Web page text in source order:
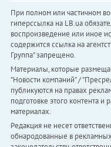
При полном или частичном
гиперссылка на LB.ua
воспроизведение или иное
содержится ссылка на
Группа" запрещено.
Материалы, которые
"Новости компаний" /
публикуются на правах
подготовке этого контента и
материалах.
Редакция не несет
обнародованные в